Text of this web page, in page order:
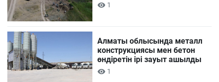
1
Алматы облысында металл
конструкциясы мен бетон
өндіретін ірі зауыт ашылды
1